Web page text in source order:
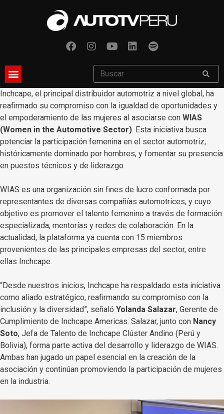
Inchcape, el principal distribuidor automotriz a nivel global, ha
reafirmado su compromiso con la igualdad de oportunidades y
el empoderamiento de las mujeres al asociarse con WIAS
(Women in the Automotive Sector). Esta iniciativa busca
potenciar la participación femenina en el sector automotriz,
históricamente dominado por hombres, y fomentar su presencia
en puestos técnicos y de liderazgo.
WIAS es una organización sin fines de lucro conformada por
representantes de diversas compañías automotrices, y cuyo
objetivo es promover el talento femenino a través de formación
especializada, mentorías y redes de colaboración. En la
actualidad, la plataforma ya cuenta con 15 miembros
provenientes de las principales empresas del sector, entre
ellas Inchcape.
“Desde nuestros inicios, Inchcape ha respaldado esta iniciativa
como aliado estratégico, reafirmando su compromiso con la
inclusión y la diversidad”, señaló Yolanda Salazar, Gerente de
Cumplimiento de Inchcape Americas. Salazar, junto con Nancy
Soto, Jefa de Talento de Inchcape Clúster Andino (Perú y
Bolivia), forma parte activa del desarrollo y liderazgo de WIAS.
Ambas han jugado un papel esencial en la creación de la
asociación y continúan promoviendo la participación de mujeres
en la industria.